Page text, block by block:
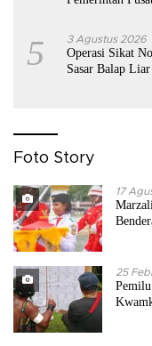
5 3 Agustus 2026
Operasi Sikat
Sasar Balap
Foto Story
17
25